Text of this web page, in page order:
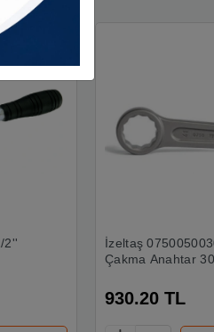
2''
İzeltaş
Çakma Anahtar
930.20 TL